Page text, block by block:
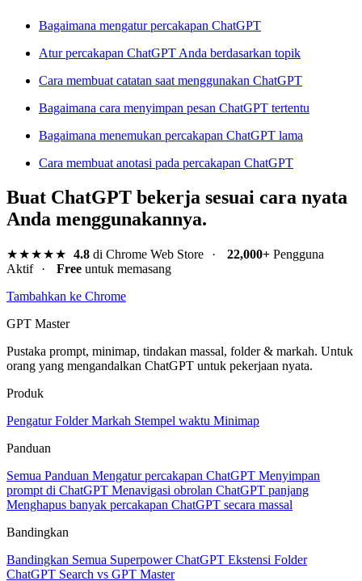
Bagaimana mengatur percakapan ChatGPT
Atur percakapan ChatGPT Anda berdasarkan topik
Cara membuat catatan saat menggunakan ChatGPT
Bagaimana cara menyimpan pesan ChatGPT tertentu
Bagaimana menemukan percakapan ChatGPT lama
Cara membuat anotasi pada percakapan ChatGPT
Buat ChatGPT bekerja sesuai cara nyata
Anda menggunakannya.
★★★★★ 4.8di Chrome Web Store · 22,000+Pengguna
Aktif
· Free untuk memasang
Tambahkan ke Chrome
GPT Master
Pustaka prompt, minimap, tindakan massal, folder & markah. Untuk
orang yang mengandalkan ChatGPT untuk pekerjaan nyata.
Produk
PengaturFolderMarkah Stempel waktu Minimap
Panduan
Semua Panduan Mengatur percakapan ChatGPT Menyimpan
prompt di ChatGPT Menavigasi obrolan ChatGPT panjang
Menghapus banyak percakapan ChatGPT secara massal
Bandingkan
Bandingkan Semua Superpower ChatGPT Ekstensi Folder
ChatGPT Search vs GPT Master